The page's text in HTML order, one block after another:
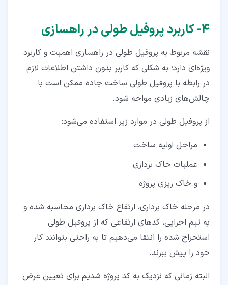
۴‏- کاربرد پروفیل طولی در راهسازی
نقشه مربوط به پروفیل طولی در راهسازی اهمیت و کاربرد
ویژه‌ای دارد؛ به شکلی که کاربر بدون داشتن اطلاعات لازم
در رابطه با پروفیل طولی ساخت جاده ممکن است با
چالش‌های زیادی مواجه شود.
از پروفیل طولی در موارد زیر استفاده می‌شود:
مراحل اولیه ساخت
عملیات خاک برداری
و خاک ریزی پروژه
در مرحله خاک برداری، ارتفاع خاک برداری محاسبه شده و
به تیم اجرایی، کدهای ارتفاعی که از پروفیل طولی
استخراج شده را انتقا می‌دهیم تا به راحتی بتوانند کار
خود را پیش ببرند.
البته زمانی که نزدیک به کد پروژه شدیم برای تعیین عرض